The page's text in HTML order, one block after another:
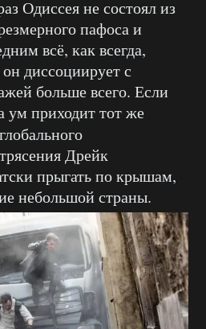
Одиссея не состоял из
пафоса и
всё, как всегда,
диссоциирует с
больше всего. Если
ум приходит тот же
Дрейк
прыгать по крышам,
небольшой страны.